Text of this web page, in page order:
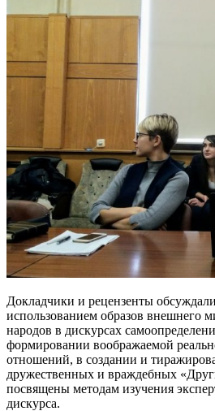
Докладчики и рецензенты
использованием образов внешнего
народов в дискурсах
формировании воображаемой
отношений, в создании и
дружественных и враждебных
посвящены методам изучения
дискурса.